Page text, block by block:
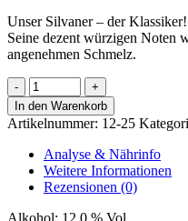
Unser Silvaner – der
Seine dezent würzigen Noten
angenehmen Schmelz.
Silvaner
Menge
In den Warenkorb
Artikelnummer: 12-25
Analyse & Nährinfo
Weitere Informationen
Rezensionen (0)